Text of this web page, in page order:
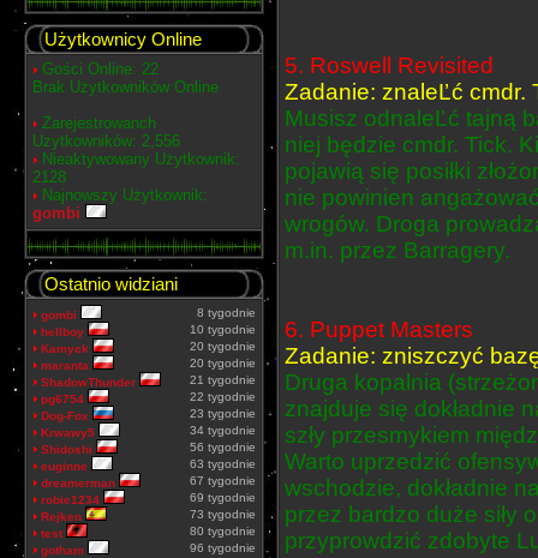
Użytkownicy Online
Gości Online: 22
Brak Użytkowników Online
Zarejestrowanch
Uzytkowników: 2,556
Nieaktywowany Użytkownik:
2128
Najnowszy Użytkownik:
gombi
Ostatnio widziani
gombi
8 tygodnie
hellboy
10 tygodnie
Kamyck
20 tygodnie
maranta
20 tygodnie
ShadowThunder
21 tygodnie
pg6754
22 tygodnie
Dog-Fox
23 tygodnie
Krwawy5
34 tygodnie
Shidoshi
56 tygodnie
euginne
63 tygodnie
dreamerman
67 tygodnie
robie1234
69 tygodnie
Rejken
73 tygodnie
test
80 tygodnie
gotham
96 tygodnie
5. Roswell Revisited
Zadanie: znaleĽć cmdr.
Musisz odnaleĽć tajną
niej będzie cmdr. Tick.
pojawią się posiłki
nie powinien
wrogów. Droga
m.in. przez Barragery.
6. Puppet Masters
Zadanie: zniszczyć
Druga kopalnia
znajduje się dokładnie
szły przesmykiem
Warto uprzedzić
wschodzie, dokładnie
przez bardzo duże siły
przyprowdzić zdobyte